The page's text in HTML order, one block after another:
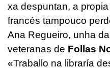
xa despuntan, a
francés tampouco
Ana Regueiro, unha
veteranas de Follas
«Traballo na libraría